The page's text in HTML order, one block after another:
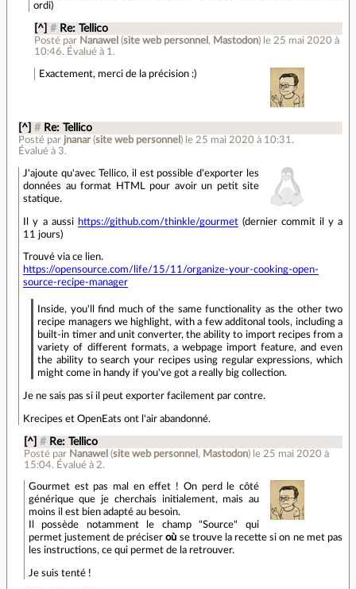
ordi)
[^] # Re: Tellico
Posté par Nanawel (site web personnel , Mastodon) le 25 mai 2020 à
10:46. Évalué à 1 .
Exactement, merci de la précision :)
[^] # Re: Tellico
Posté par jnanar (site web personnel ) le 25 mai 2020 à 10:31 .
Évalué à 3.
J'ajoute qu'avec Tellico, il est possible d'exporter les
données au format HTML pour avoir un petit site
statique.
Il y a aussi https://github.com/thinkle/gourmet(dernier commit il y a
11 jours)
Trouvé via ce lien.
https://opensource.com/life/15/11/organize-your-cooking-open-
source-recipe-manager
Inside, you'll find much of the same functionality as the other two
recipe managers we highlight, with a few additonal tools, including a
built-in timer and unit converter, the ability to import recipes from a
variety of different formats, a webpage import feature, and even
the ability to search your recipes using regular expressions, which
might come in handy if you've got a really big collection.
Je ne sais pas si il peut exporter facilement par contre.
Krecipes et OpenEats ont l'air abandonné.
[^] # Re: Tellico
Posté par Nanawel (site web personnel , Mastodon) le 25 mai 2020 à
15:04. Évalué à 2.
Gourmet est pas mal en effet ! On perd le côté
générique que je cherchais initialement, mais au
moins il est bien adapté au besoin.
Il possède notamment le champ "Source" qui
permet justement de préciseroù se trouve la recette si on ne met pas
les instructions, ce qui permet de la retrouver.
Je suis tenté !